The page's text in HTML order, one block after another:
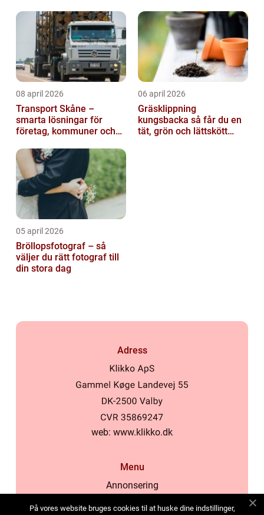
08 april 2026
Transport Skåne –
smarta lösningar för
företag, kommuner och
06 april 2026
Gräsklippning
kungsbacka så får du en
tät, grön och lättskött
05 april 2026
Bröllopsfotograf – så
väljer du rätt fotograf till
din stora dag
Adress
web: www.klikko.dk
Menu
Annonsering
På vores website bruges cookies til at huske dine indstillinger,